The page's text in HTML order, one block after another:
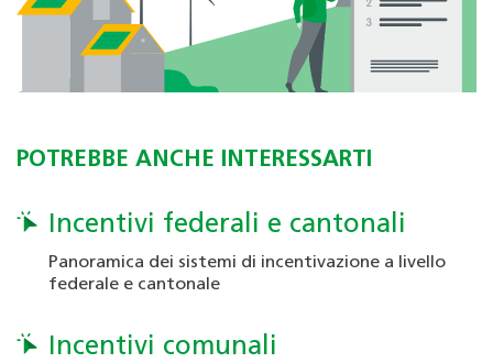
POTREBBE ANCHE INTERESSARTI
Incentivi federali e cantonali
Panoramica dei sistemi di incentivazione a livello
federale e cantonale
Incentivi comunali